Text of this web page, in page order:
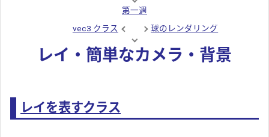
第一週
vec3 クラス
球のレンダリング
レイ・簡単なカメラ・背景
レイを表すクラス